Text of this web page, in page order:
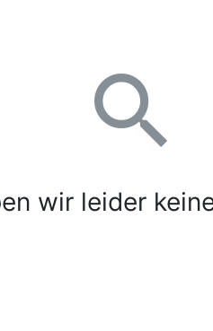
wir leider